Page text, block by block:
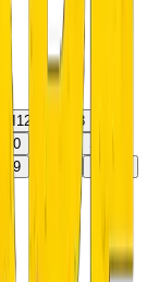
12
13
20 SA
29